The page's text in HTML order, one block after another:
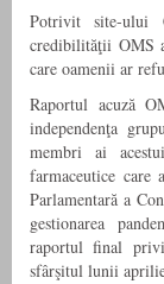
Potrivit site-ului
credibilităţii OMS
care oamenii ar
Raportul acuză
independenţa
membri ai
farmaceutice care
Parlamentară a
gestionarea
raportul final
sfârşitul lunii